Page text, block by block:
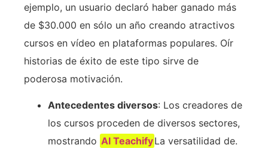
ejemplo, un usuario declaró haber ganado más
de $30.000 en sólo un año creando atractivos
cursos en vídeo en plataformas populares. Oír
historias de éxito de este tipo sirve de
poderosa motivación.
Antecedentes diversos: Los creadores de
los cursos proceden de diversos sectores,
mostrando AI TeachifyLa versatilidad de.